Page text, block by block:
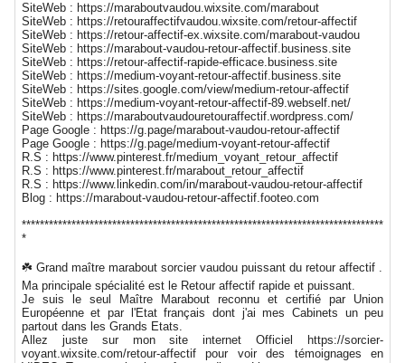
SiteWeb : https://maraboutvaudou.wixsite.com/marabout
SiteWeb : https://retouraffectifvaudou.wixsite.com/retour-affectif
SiteWeb : https://retour-affectif-ex.wixsite.com/marabout-vaudou
SiteWeb : https://marabout-vaudou-retour-affectif.business.site
SiteWeb : https://retour-affectif-rapide-efficace.business.site
SiteWeb : https://medium-voyant-retour-affectif.business.site
SiteWeb : https://sites.google.com/view/medium-retour-affectif
SiteWeb : https://medium-voyant-retour-affectif-89.webself.net/
SiteWeb : https://maraboutvaudouretouraffectif.wordpress.com/
Page Google : https://g.page/marabout-vaudou-retour-affectif
Page Google : https://g.page/medium-voyant-retour-affectif
R.S : https://www.pinterest.fr/medium_voyant_retour_affectif
R.S : https://www.pinterest.fr/marabout_retour_affectif
R.S : https://www.linkedin.com/in/marabout-vaudou-retour-affectif
Blog : https://marabout-vaudou-retour-affectif.footeo.com
********************************************************************************
*
☘️ Grand maître marabout sorcier vaudou puissant du retour affectif .
Ma principale spécialité est le Retour affectif rapide et puissant.
Je suis le seul Maître Marabout reconnu et certifié par Union
Européenne et par l'Etat français dont j'ai mes Cabinets un peu
partout dans les Grands Etats.
Allez juste sur mon site internet Officiel https://sorcier-
voyant.wixsite.com/retour-affectif pour voir des témoignages en